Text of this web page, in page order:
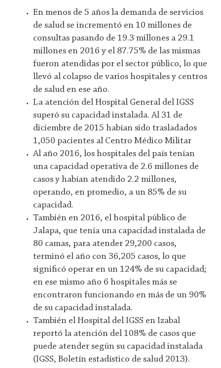
En menos de 5 años la demanda de servicios
de salud se incrementó en 10 millones de
consultas pasando de 19.3 millones a 29.1
millones en 2016 y el 87.75% de las mismas
fueron atendidas por el sector público, lo que
llevó al colapso de varios hospitales y centros
de salud en ese año.
La atención del Hospital General del IGSS
superó su capacidad instalada. Al 31 de
diciembre de 2015 habían sido trasladados
1,050 pacientes al Centro Médico Militar
Al año 2016, los hospitales del país tenían
una capacidad operativa de 2.6 millones de
casos y habían atendido 2.2 millones,
operando, en promedio, a un 85% de su
capacidad.
También en 2016, el hospital público de
Jalapa, que tenía una capacidad instalada de
80 camas, para atender 29,200 casos,
terminó el año con 36,205 casos, lo que
significó operar en un 124% de su capacidad;
en ese mismo año 6 hospitales más se
encontraron funcionando en más de un 90%
de su capacidad instalada.
También el Hospital del IGSS en Izabal
reportó la atención del 108% de casos que
puede atender según su capacidad instalada
(IGSS, Boletín estadístico de salud 2013).